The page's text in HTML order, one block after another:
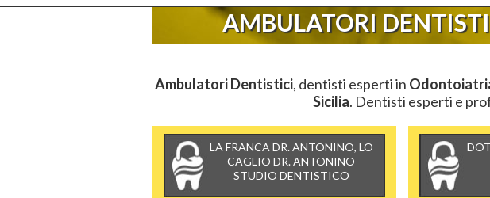
AMBULATORI
Ambulatori Dentistici, dentisti esperti in
Sicilia. Dentisti esperti e
LA FRANCA DR. ANTONINO, LO
CAGLIO DR. ANTONINO
STUDIO DENTISTICO